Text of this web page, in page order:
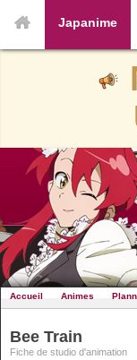
Japanime
Accueil Animes
Bee Train
Fiche de studio d'animation